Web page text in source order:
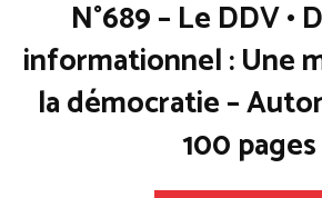
N°689 – Le DDV •
informationnel : Une
la démocratie –
100 pages